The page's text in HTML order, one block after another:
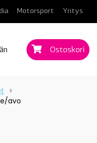
Motorsport Yritys
Ostoskori
avo